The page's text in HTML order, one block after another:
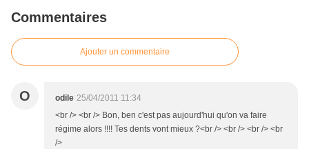
Commentaires
Ajouter un commentaire
O odile 25/04/2011 11:34
<br /> <br /> Bon, ben c'est pas aujourd'hui qu'on va faire
régime alors !!!! Tes dents vont mieux ?<br /> <br /> <br /> <br
/>